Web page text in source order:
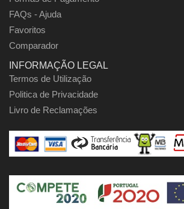
FAQs - Ajuda
Favoritos
Comparador
INFORMAÇÃO LEGAL
Termos de Utilização
Politica de Privacidade
Livro de Reclamações